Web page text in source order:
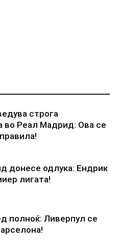
строга
во Реал Мадрид: Ова се
донесе одлука: Ендрик
лигата!
полноќ: Ливерпул се